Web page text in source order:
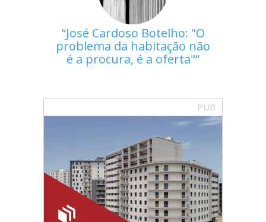
José Cardoso Botelho: "O
problema da habitação não
é a procura, é a oferta"
PUB